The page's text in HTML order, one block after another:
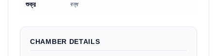
শুক্র বন্ধ
CHAMBER DETAILS